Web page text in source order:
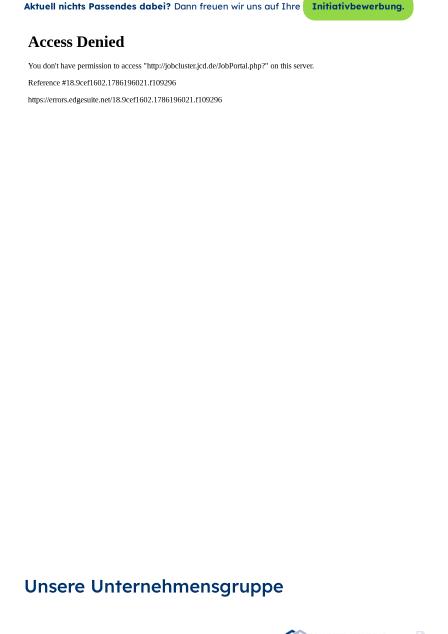
Aktuell nichts Passendes dabei? Dann freuen wir uns auf Ihre Initiativbewerbung.
Unsere Unternehmensgruppe